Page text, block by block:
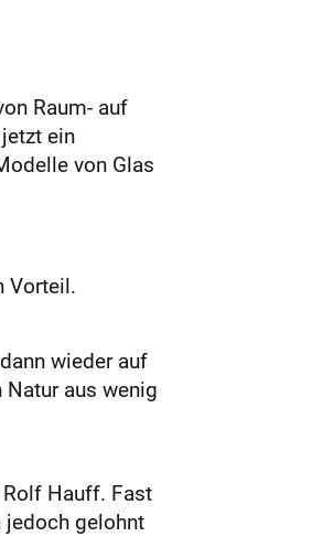
Raum- auf
ein
von Glas
Vorteil.
wieder auf
aus wenig
Hauff. Fast
jedoch gelohnt